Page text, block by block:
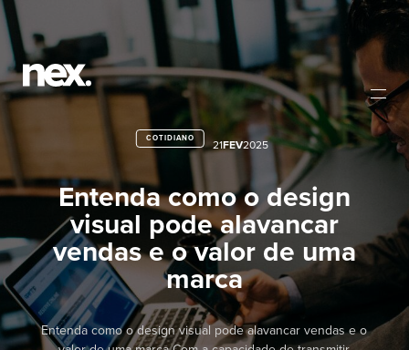
COTIDIANO
21FEV2025
Entenda como o design
visual pode alavancar
vendas e o valor de uma
marca
Entenda como o design visual pode alavancar vendas e o